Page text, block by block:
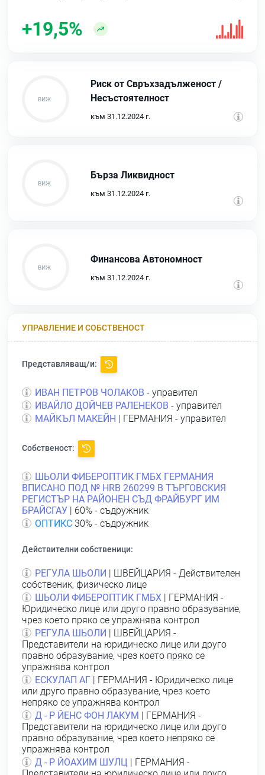
+19,5%
Риск от Свръхзадълженост /
Несъстоятелност
към 31.12.2024 г.
Бърза Ликвидност
към 31.12.2024 г.
Финансова Автономност
към 31.12.2024 г.
УПРАВЛЕНИЕ И СОБСТВЕНОСТ
Представляващ/и:
ИВАН ПЕТРОВ ЧОЛАКОВ - управител
ИВАЙЛО ДОЙЧЕВ РАЛЕНЕКОВ - управител
МАЙКЪЛ МАКЕЙН
| ГЕРМАНИЯ - управител
Собственост:
ШЬОЛИ ФИБЕРОПТИК ГМБХ ГЕРМАНИЯ
ВПИСАНО ПОД № НRВ 260299 В ТЪРГОВСКИЯ
РЕГИСТЪР НА РАЙОНЕН СЪД ФРАЙБУРГ ИМ
БРАЙСГАУ | 60% - съдружник
ОПТИКС 30% - съдружник
Действителни собственици:
РЕГУЛА ШЬОЛИ
| ШВЕЙЦАРИЯ - Действителен
собственик, физическо лице
ШЬОЛИ ФИБЕРОПТИК ГМБХ | ГЕРМАНИЯ -
Юридическо лице или друго правно образувание,
чрез което пряко се упражнява контрол
РЕГУЛА ШЬОЛИ
| ШВЕЙЦАРИЯ -
Представители на юридическо лице или друго
правно образувание, чрез което пряко се
упражнява контрол
ЕСКУЛАП АГ | ГЕРМАНИЯ - Юридическо лице
или друго правно образувание, чрез което
непряко се упражнява контрол
Д - Р ЙЕНС ФОН ЛАКУМ
| ГЕРМАНИЯ -
Представители на юридическо лице или друго
правно образувание, чрез което непряко се
упражнява контрол
Д - Р ЙОАХИМ ШУЛЦ | ГЕРМАНИЯ -